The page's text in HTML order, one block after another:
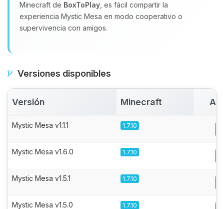
Minecraft de BoxToPlay , es fácil compartir la
experiencia Mystic Mesa en modo cooperativo o
supervivencia con amigos.
Versiones disponibles
Versión Minecraft
Mystic Mesa v1.1.1 1.7.10
Mystic Mesa v1.6.0 1.7.10
Mystic Mesa v1.5.1 1.7.10
Mystic Mesa v1.5.0 1.7.10